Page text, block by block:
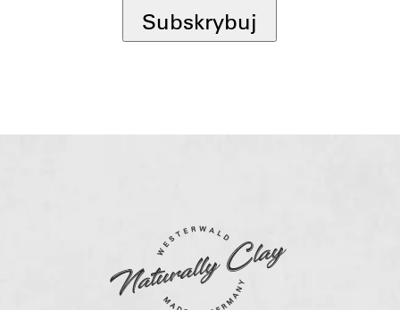
Subskrybuj